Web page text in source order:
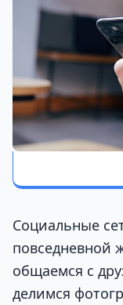
Социальные
общаемся с
делимся